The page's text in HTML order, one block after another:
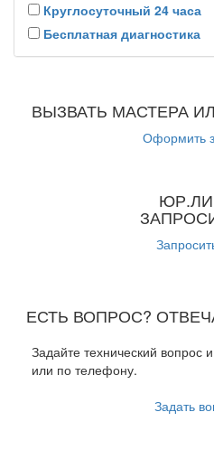
Круглосуточный 24 часа
Бесплатная диагностика
ВЫЗВАТЬ МАСТЕРА
Оформить
ЕСТЬ ВОПРОС?
Задайте технический вопрос
или по телефону.
Задать